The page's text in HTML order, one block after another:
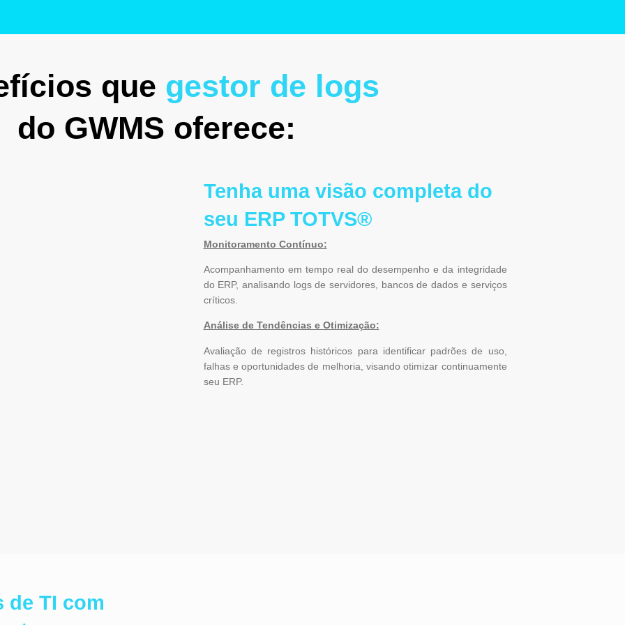
que gestor de logs
do GWMS oferece:
Tenha uma visão completa do
seu ERP TOTVS®
Monitoramento Contínuo:
Acompanhamento em tempo real do desempenho e da integridade
do ERP, analisando logs de servidores, bancos de dados e serviços
críticos.
Análise de Tendências e Otimização:
Avaliação de registros históricos para identificar padrões de uso,
falhas e oportunidades de melhoria, visando otimizar continuamente
seu ERP.
de TI com